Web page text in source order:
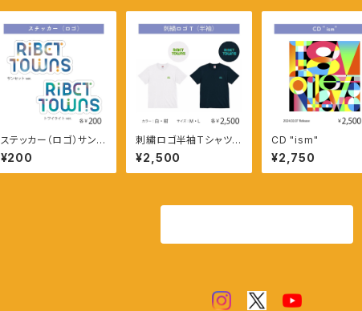
ステッカー（ロゴ）サンセ
ットver.
¥200
刺繍ロゴ半袖Tシャツ
（サイズM・カラー白）
¥2,500
CD "ism"
¥2,750